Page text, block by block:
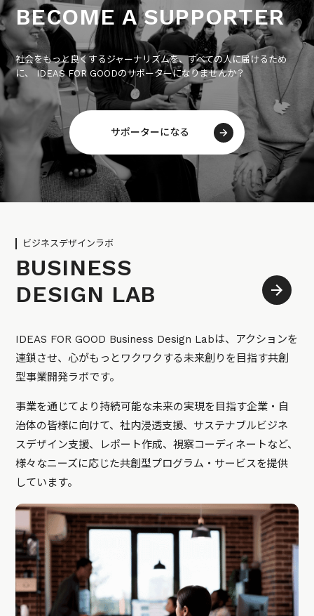
BECOME A SUPPORTER
社会をもっと良くするジャーナリズムを、すべての人に届けるため
に、 IDEAS FOR GOODのサポーターになりませんか？
サポーターになる
ビジネスデザインラボ
BUSINESS
DESIGN LAB
IDEAS FOR GOOD Business Design Labは、アクションを
連鎖させ、心がもっとワクワクする未来創りを目指す共創
型事業開発ラボです。
事業を通じてより持続可能な未来の実現を目指す企業・自
治体の皆様に向けて、社内浸透支援、サステナブルビジネ
スデザイン支援、レポート作成、視察コーディネートなど、
様々なニーズに応じた共創型プログラム・サービスを提供
しています。